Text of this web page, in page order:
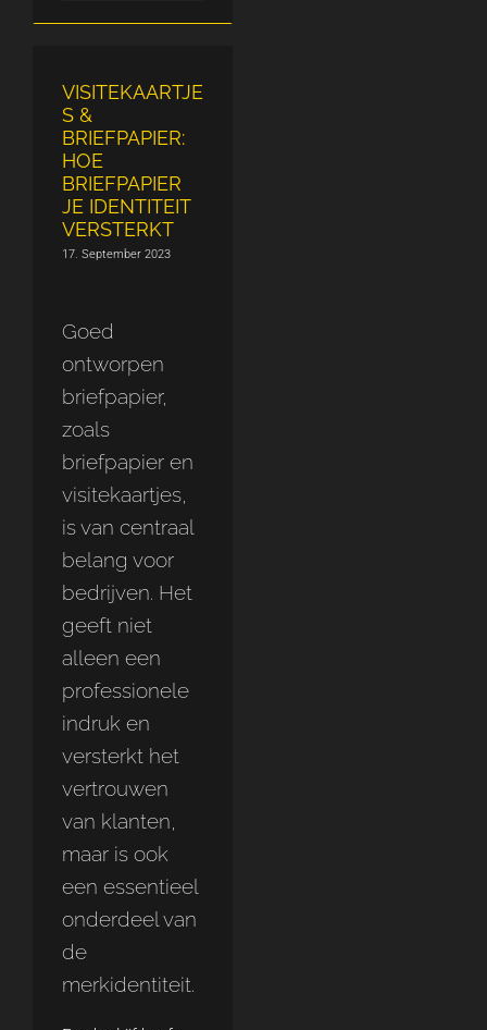
VISITEKAARTJE
S &
BRIEFPAPIER:
HOE
BRIEFPAPIER
JE IDENTITEIT
VERSTERKT
17. September 2023
Goed
ontworpen
briefpapier,
zoals
briefpapier en
visitekaartjes,
is van centraal
belang voor
bedrijven. Het
geeft niet
alleen een
professionele
indruk en
versterkt het
vertrouwen
van klanten,
maar is ook
een essentieel
onderdeel van
de
merkidentiteit.